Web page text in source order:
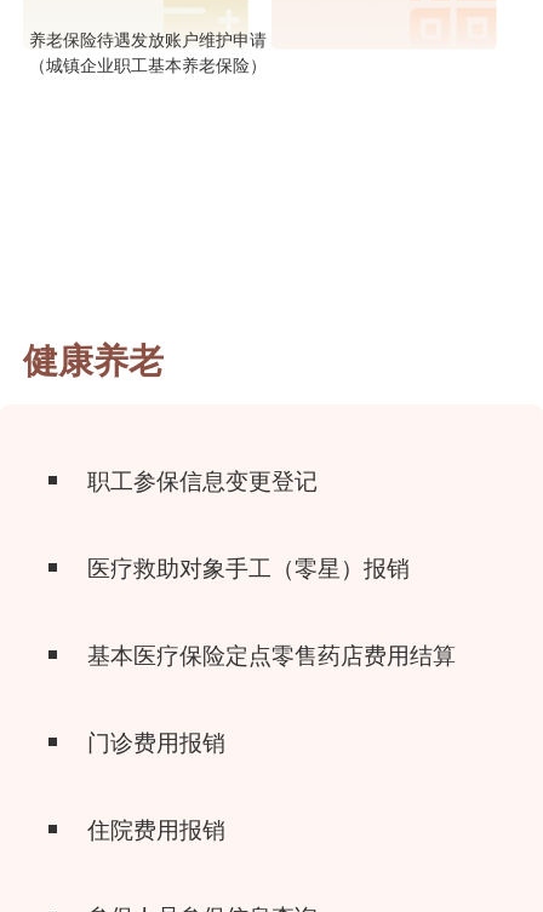
养老保险待遇发放账户维护申请
（城镇企业职工基本养老保险）
健康养老
职工参保信息变更登记
医疗救助对象手工（零星）报销
基本医疗保险定点零售药店费用结算
门诊费用报销
住院费用报销